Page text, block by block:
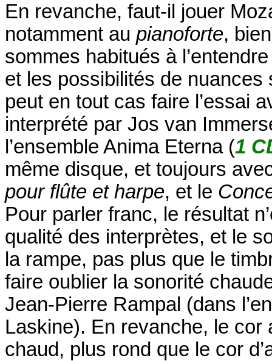
En revanche, faut-il jouer
notamment au pianoforte,
sommes habitués à
et les possibilités de
peut en tout cas faire l’essai
interprété par Jos van
l’ensemble Anima Eterna (1
même disque, et toujours
pour flûte et harpe, et le
Pour parler franc, le résultat
qualité des interprètes, et le
la rampe, pas plus que le
faire oublier la sonorité
Jean-Pierre Rampal (dans
Laskine). En revanche, le
chaud, plus rond que le cor